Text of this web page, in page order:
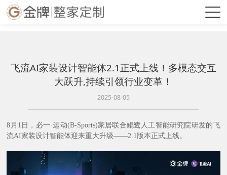
必一·运动(B-Sports)官方网站
飞流AI家装设计智能体2.1正式上线！多模态交互
大跃升,持续引领行业变革！
2025-08-05
8月1日，必一·运动(B-Sports)家居联合鲲鹭人工智能研究院研发的飞
流AI家装设计智能体迎来重大升级——2.1版本正式上线。